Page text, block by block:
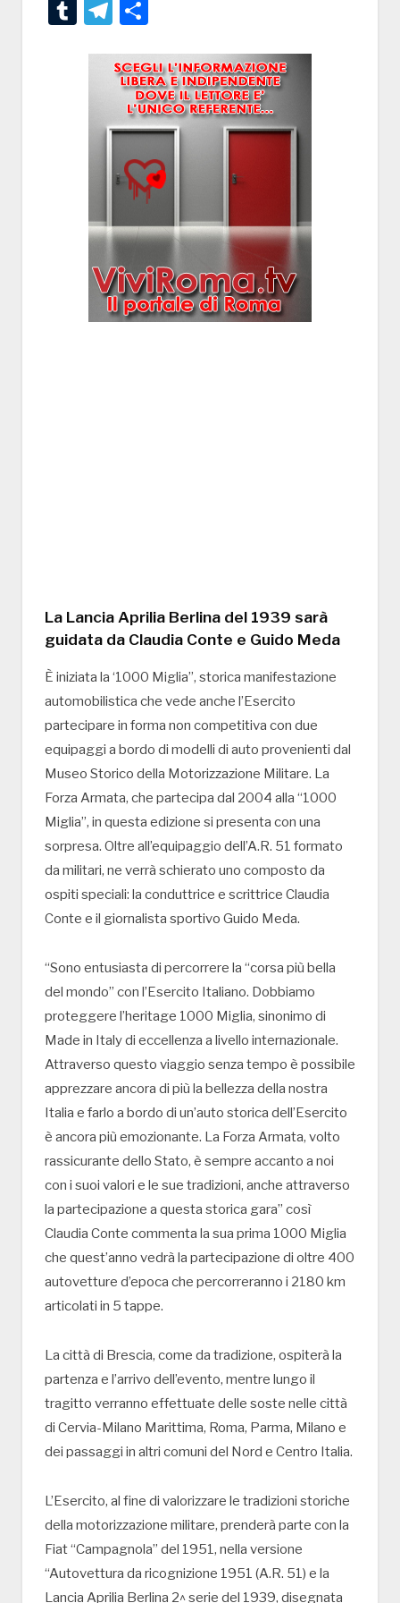
TumblrTelegram
La Lancia Aprilia Berlina del 1939 sarà
guidata da Claudia Conte e Guido Meda
È iniziata la ‘1000 Miglia”, storica manifestazione
automobilistica che vede anche l’Esercito
partecipare in forma non competitiva con due
equipaggi a bordo di modelli di auto provenienti dal
Museo Storico della Motorizzazione Militare. La
Forza Armata, che partecipa dal 2004 alla “1000
Miglia”, in questa edizione si presenta con una
sorpresa. Oltre all’equipaggio dell’A.R. 51 formato
da militari, ne verrà schierato uno composto da
ospiti speciali: la conduttrice e scrittrice Claudia
Conte e il giornalista sportivo Guido Meda.
“Sono entusiasta di percorrere la “corsa più bella
del mondo” con l’Esercito Italiano. Dobbiamo
proteggere l’heritage 1000 Miglia, sinonimo di
Made in Italy di eccellenza a livello internazionale.
Attraverso questo viaggio senza tempo è possibile
apprezzare ancora di più la bellezza della nostra
Italia e farlo a bordo di un’auto storica dell’Esercito
è ancora più emozionante. La Forza Armata, volto
rassicurante dello Stato, è sempre accanto a noi
con i suoi valori e le sue tradizioni, anche attraverso
la partecipazione a questa storica gara” così
Claudia Conte commenta la sua prima 1000 Miglia
che quest’anno vedrà la partecipazione di oltre 400
autovetture d’epoca che percorreranno i 2180 km
articolati in 5 tappe.
La città di Brescia, come da tradizione, ospiterà la
partenza e l’arrivo dell’evento, mentre lungo il
tragitto verranno effettuate delle soste nelle città
di Cervia-Milano Marittima, Roma, Parma, Milano e
dei passaggi in altri comuni del Nord e Centro Italia.
L’Esercito, al fine di valorizzare le tradizioni storiche
della motorizzazione militare, prenderà parte con la
Fiat “Campagnola” del 1951, nella versione
“Autovettura da ricognizione 1951 (A.R. 51) e la
Lancia Aprilia Berlina 2^ serie del 1939, disegnata